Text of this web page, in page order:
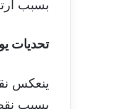
بسبب
تحديات
ينعكس
بسبب